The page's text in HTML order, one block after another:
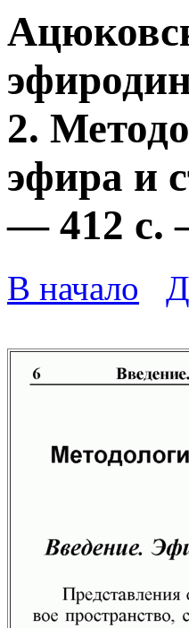
2.
эфира и
— 412 с.
В начало